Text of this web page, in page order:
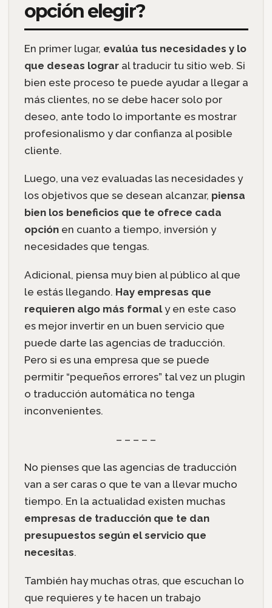
opción elegir?
En primer lugar, evalúa tus necesidades y lo
que deseas lograral traducir tu sitio web. Si
bien este proceso te puede ayudar a llegar a
más clientes, no se debe hacer solo por
deseo, ante todo lo importante es mostrar
profesionalismo y dar confianza al posible
cliente.
Luego, una vez evaluadas las necesidades y
los objetivos que se desean alcanzar, piensa
bien los beneficios que te ofrece cada
opciónen cuanto a tiempo, inversión y
necesidades que tengas.
Adicional, piensa muy bien al público al que
le estás llegando. Hay empresas que
requieren algo más formaly en este caso
es mejor invertir en un buen servicio que
puede darte las agencias de traducción.
Pero si es una empresa que se puede
permitir “pequeños errores” tal vez un plugin
o traducción automática no tenga
inconvenientes.
– – – – –
No pienses que las agencias de traducción
van a ser caras o que te van a llevar mucho
tiempo. En la actualidad existen muchas
empresas de traducción que te dan
presupuestos según el servicio que
necesitas.
También hay muchas otras, que escuchan lo
que requieres y te hacen un trabajo